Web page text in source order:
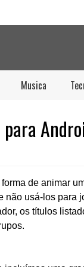
Musica
de animar
não usá-los para
os títulos